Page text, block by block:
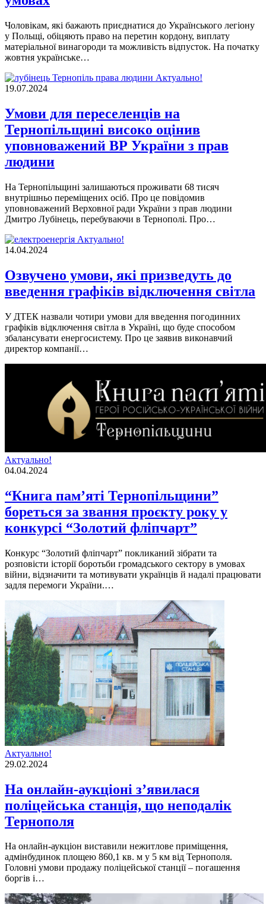
Чоловікам, які бажають приєднатися до Українського легіону
у Польщі, обіцяють право на перетин кордону, виплату
матеріальної винагороди та можливість відпусток. На початку
жовтня українське…
Актуально!
19.07.2024
Умови для переселенців на
Тернопільщині високо оцінив
уповноважений ВР України з прав
людини
На Тернопільщині залишаються проживати 68 тисяч
внутрішньо переміщених осіб. Про це повідомив
уповноважений Верховної ради України з прав людини
Дмитро Лубінець, перебуваючи в Тернополі. Про…
Актуально!
14.04.2024
Озвучено умови, які призведуть до
введення графіків відключення світла
У ДТЕК назвали чотири умови для введення погодинних
графіків відключення світла в Україні, що буде способом
збалансувати енергосистему. Про це заявив виконавчий
директор компанії…
Актуально!
04.04.2024
“Книга пам’яті Тернопільщини”
бореться за звання проєкту року у
конкурсі “Золотий фліпчарт”
Конкурс “Золотий флiпчарт” покликаний зiбрати та
розповiсти iсторiї боротьби громадського сектору в умовах
вiйни, вiдзначити та мотивувати українцiв й надалi працювати
задля перемоги України.…
Актуально!
29.02.2024
На онлайн-аукціоні з’явилася
поліцейська станція, що неподалік
Тернополя
На онлайн-аукціон виставили нежитлове приміщення,
адмінбудинок площею 860,1 кв. м у 5 км від Тернополя.
Головні умови продажу поліцейської станції – погашення
боргів і…